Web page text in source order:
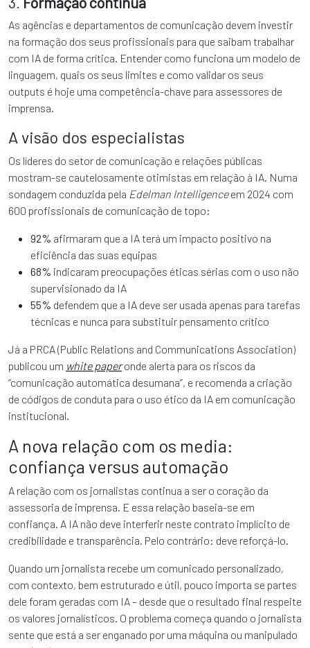
As agências e departamentos de comunicação devem investir
na formação dos seus profissionais para que saibam trabalhar
com IA de forma crítica. Entender como funciona um modelo de
linguagem, quais os seus limites e como validar os seus
outputs é hoje uma competência-chave para assessores de
imprensa.
A visão dos especialistas
Os líderes do setor de comunicação e relações públicas
mostram-se cautelosamente otimistas em relação à IA. Numa
sondagem conduzida pela Edelman Intelligenceem 2024 com
600 profissionais de comunicação de topo:
92% afirmaram que a IA terá um impacto positivo na
eficiência das suas equipas
68% indicaram preocupações éticas sérias com o uso não
supervisionado da IA
55% defendem que a IA deve ser usada apenas para tarefas
técnicas e nunca para substituir pensamento crítico
Já a PRCA (Public Relations and Communications Association)
publicou um white paperonde alerta para os riscos da
“comunicação automática desumana”, e recomenda a criação
de códigos de conduta para o uso ético da IA em comunicação
institucional.
A nova relação com os media:
confiança versus automação
A relação com os jornalistas continua a ser o coração da
assessoria de imprensa. E essa relação baseia-se em
confiança. A IA não deve interferir neste contrato implícito de
credibilidade e transparência. Pelo contrário: deve reforçá-lo.
Quando um jornalista recebe um comunicado personalizado,
com contexto, bem estruturado e útil, pouco importa se partes
dele foram geradas com IA – desde que o resultado final respeite
os valores jornalísticos. O problema começa quando o jornalista
sente que está a ser enganado por uma máquina ou manipulado